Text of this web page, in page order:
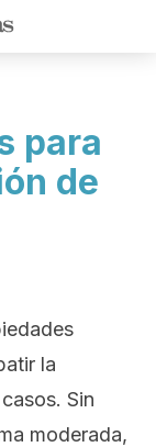
para
de
la
Sin
moderada,